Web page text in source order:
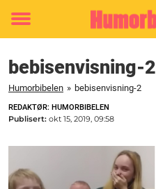
Toggle
bebisenvisning-2
Humorbibelen » bebisenvisning-2
REDAKTØR: HUMORBIBELEN
Publisert: okt 15, 2019, 09:58